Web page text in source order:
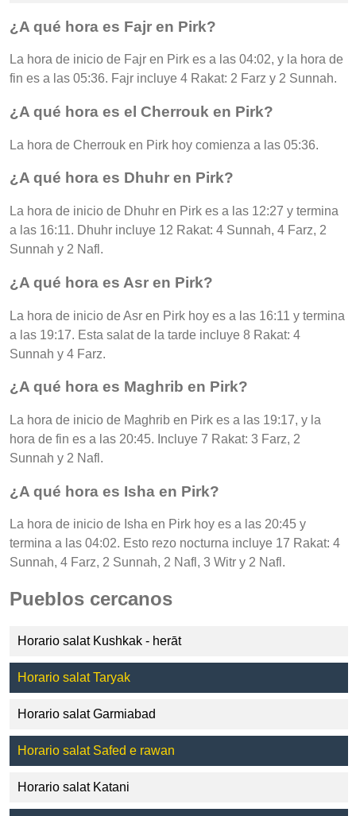
¿A qué hora es Fajr en Pirk?
La hora de inicio de Fajr en Pirk es a las 04:02, y la hora de
fin es a las 05:36. Fajr incluye 4 Rakat: 2 Farz y 2 Sunnah.
¿A qué hora es el Cherrouk en Pirk?
La hora de Cherrouk en Pirk hoy comienza a las 05:36.
¿A qué hora es Dhuhr en Pirk?
La hora de inicio de Dhuhr en Pirk es a las 12:27 y termina
a las 16:11. Dhuhr incluye 12 Rakat: 4 Sunnah, 4 Farz, 2
Sunnah y 2 Nafl.
¿A qué hora es Asr en Pirk?
La hora de inicio de Asr en Pirk hoy es a las 16:11 y termina
a las 19:17. Esta salat de la tarde incluye 8 Rakat: 4
Sunnah y 4 Farz.
¿A qué hora es Maghrib en Pirk?
La hora de inicio de Maghrib en Pirk es a las 19:17, y la
hora de fin es a las 20:45. Incluye 7 Rakat: 3 Farz, 2
Sunnah y 2 Nafl.
¿A qué hora es Isha en Pirk?
La hora de inicio de Isha en Pirk hoy es a las 20:45 y
termina a las 04:02. Esto rezo nocturna incluye 17 Rakat: 4
Sunnah, 4 Farz, 2 Sunnah, 2 Nafl, 3 Witr y 2 Nafl.
Pueblos cercanos
Horario salat Kushkak - herāt
Horario salat Taryak
Horario salat Garmiabad
Horario salat Safed e rawan
Horario salat Katani